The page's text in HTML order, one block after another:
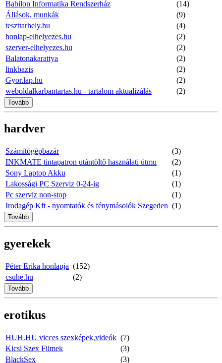
Babilon Informatika Rendszerház
(14)
Állások, munkák
(9)
teszttarhely.hu
(4)
honlap-elhelyezes.hu
(2)
szerver-elhelyezes.hu
(2)
Balatonakarattya
(2)
linkbazis
(2)
Gyor.lap.hu
(2)
weboldalkarbantartas.hu - tartalom aktualizálás
(2)
Tovább
hardver
Számítógépbazár
(3)
INKMATE tintapatron utántöltő használati útmu
(2)
Sony Laptop Akku
(1)
Lakossági PC Szerviz 0-24-ig
(1)
Pc szerviz non-stop
(1)
Irodagép Kft - nyomtatók és fénymásolók Szegeden (1)
Tovább
gyerekek
Péter Erika honlapja (152)
csuhe.hu
(2)
Tovább
erotikus
HUH.HU vicces szexképek,videók (7)
Kicsi Szex Filmek
(3)
BlackSex
(3)